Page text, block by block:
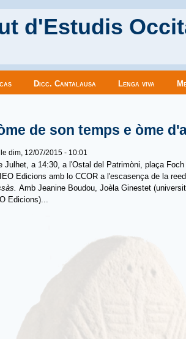
d'Estudis
Dicc. Cantalausa Lenga viva
de son temps e òme
le dim, 12/07/2015 - 10:01
Julhet, a 14:30, a l'Ostal del Patrimòni, plaça
Edicions amb lo CCOR a l'escasença de la
Amb Jeanine Boudou, Joèla Ginestet
Edicions)...